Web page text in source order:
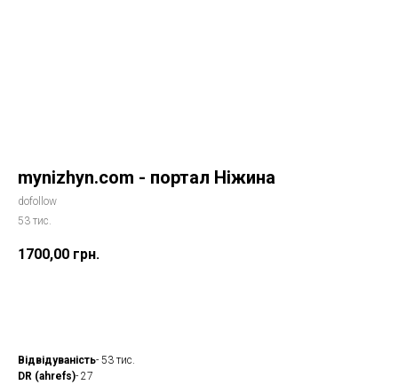
mynizhyn.com - портал Ніжина
dofollow
53 тис.
1700,00 грн.
Відвідуваність- 53 тис.
DR (ahrefs)- 27